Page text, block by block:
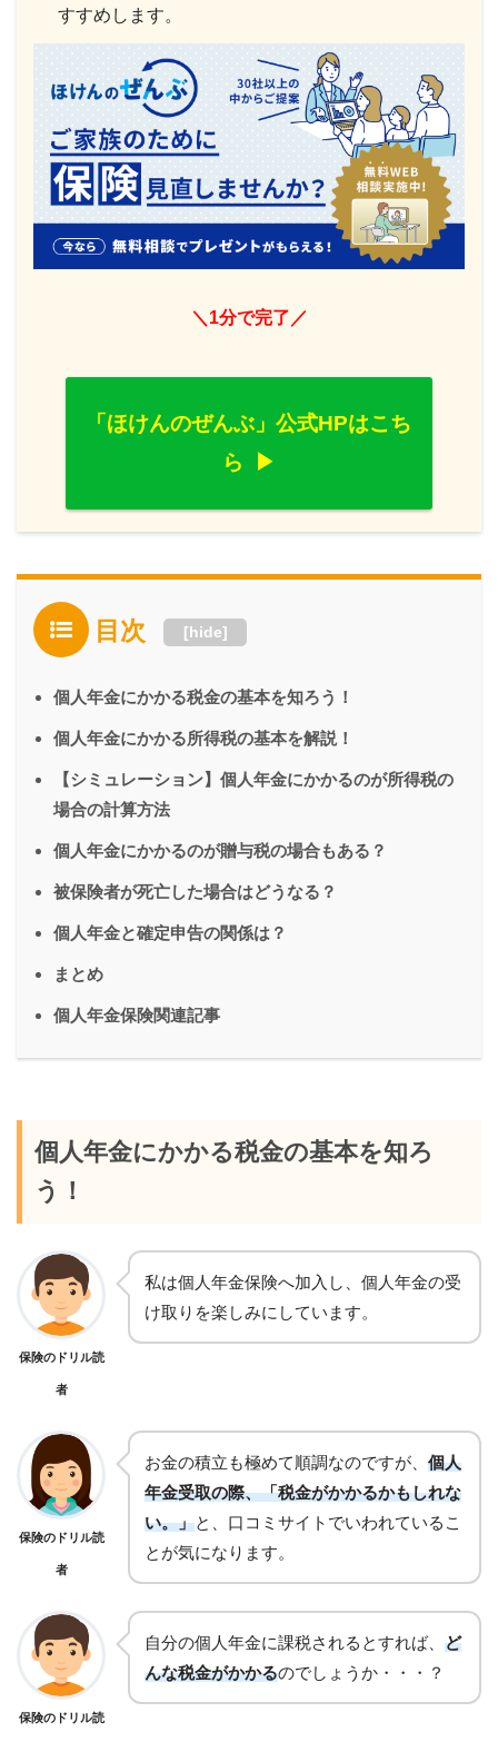
すすめします。
＼1分で完了／
「ほけんのぜんぶ」公式HPはこち
ら
目次 [hide]
個人年金にかかる税金の基本を知ろう！
個人年金にかかる所得税の基本を解説！
【シミュレーション】個人年金にかかるのが所得税の
場合の計算方法
個人年金にかかるのが贈与税の場合もある？
被保険者が死亡した場合はどうなる？
個人年金と確定申告の関係は？
まとめ
個人年金保険関連記事
個人年金にかかる税金の基本を知ろ
う！
保険のドリル読
者
私は個人年金保険へ加入し、個人年金の受
け取りを楽しみにしています。
保険のドリル読
者
お金の積立も極めて順調なのですが、 個人
年金受取の際、「税金がかかるかもしれな
い。」と、口コミサイトでいわれているこ
とが気になります。
保険のドリル読
自分の個人年金に課税されるとすれば、 ど
んな税金がかかるのでしょうか・・・？